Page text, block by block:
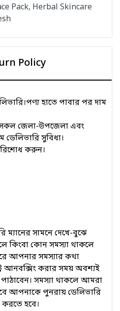
Pack, Herbal Skincare
Policy
হাতে পাবার পর দাম
সকল জেলা-উপজেলা এবং
ডেলিভারি সুবিধা।
করুন।
ম্যানের সামনে দেখে-বুঝে
কিংবা কোন সমস্যা থাকলে
আপনার সমস্যার কথা
আনবক্সিং করার সময় অবশ্যই
সমস্যা থাকলে আমরা
আপনাকে পুনরায় ডেলিভারি
করতে হবে।